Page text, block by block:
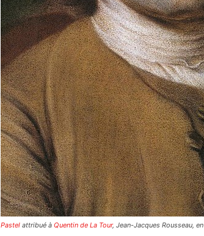
Pastel attribué àQuentin de La Tour, Jean-Jacques Rousseau, en